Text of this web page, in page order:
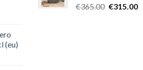
(eu)
€365.00 €315.00